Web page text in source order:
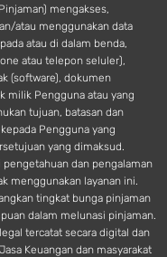
mengakses,
atau menggunakan data
atau di dalam benda,
atau telepon seluler),
(software), dokumen
milik Pengguna atau yang
tujuan, batasan dan
Pengguna yang
yang dimaksud.
dan pengalaman
menggunakan layanan ini.
tingkat bunga pinjaman
dalam melunasi pinjaman.
tercatat secara digital dan
Keuangan dan masyarakat